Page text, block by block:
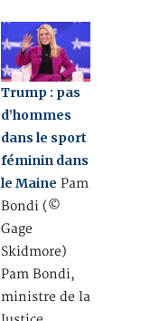
Trump : pas
d’hommes
dans le sport
féminin dans
le Maine Pam
Bondi (©
Gage
Skidmore)
Pam Bondi,
ministre de la